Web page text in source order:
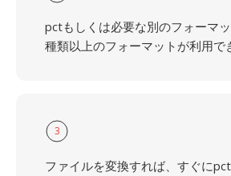
pctもしくは必要な別のフォーマ
種類以上のフォーマットが利用で
3
ファイルを変換すれば、すぐに